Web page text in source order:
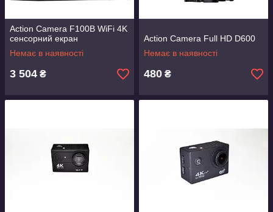
Action Camera F100B WiFi 4K
сенсорний екран
Немає в наявності
3 504 ₴
Action Camera Full HD D600
Немає в наявності
480 ₴